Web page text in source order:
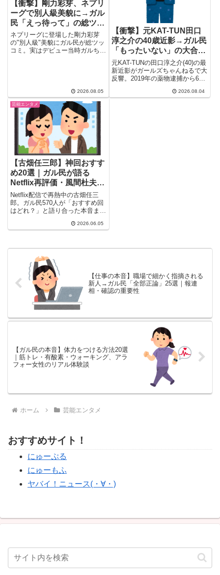
【衝撃】剛力彩芽、ネプリ
ーグで別人級美貌に→ガル
民「えっ待って」の総ツッ
コミｗｗｗ
ネプリーグに登場した剛力彩芽
の"別人級"美貌にガル民が総ツッ
コミ。実はデビュー当時ガルちゃ
裏側も一気に振り返る、33歳の
逆転劇まとめ特集。
2026.08.05
【衝撃】元KAT-TUN田口
淳之介の40歳近影→ガル民
「もったいない」の大合唱
ｗｗｗ
元KAT-TUNの田口淳之介(40)の最
新近影がガールズちゃんねるで大
反響。2019年の薬物逮捕から6
も脱線しつつ「もったいない」
2026.08.04
芸能エンタメ
【古畑任三郎】神回おすす
め20選｜ガル民が語る
Netflix再評価・風間杜夫・
真田広之の名演と名セリフ
Netflix配信で再熱中の古畑任三
郎。ガル民570人が「おすすめ回
はどれ？」と語り合った本音まと
の神回、田村正和の名言・名セリ
代女性のリアルな感想を一挙紹
2026.06.05
【仕事の本音】職場で細かく指摘される
新人→ガル民「全部正論」25選｜報連
相・確認の重要性
【ガル民の本音】体力をつける方法20選
｜筋トレ・有酸素・ウォーキング、アラ
フォー女性のリアル体験談
ホーム 芸能エンタメ
おすすめサイト！
にゅーぷる
にゅーもふ
ヤバイ！ニュース(・∀・)